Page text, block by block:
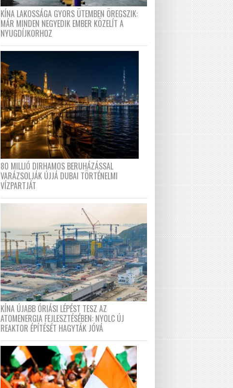
KÍNA LAKOSSÁGA GYORS ÜTEMBEN ÖREGSZIK:
MÁR MINDEN NEGYEDIK EMBER KÖZELÍT A
NYUGDÍJKORHOZ
80 MILLIÓ DIRHAMOS BERUHÁZÁSSAL
VARÁZSOLJÁK ÚJJÁ DUBAI TÖRTÉNELMI
VÍZPARTJÁT
KÍNA ÚJABB ÓRIÁSI LÉPÉST TESZ AZ
ATOMENERGIA FEJLESZTÉSÉBEN: NYOLC ÚJ
REAKTOR ÉPÍTÉSÉT HAGYTÁK JÓVÁ